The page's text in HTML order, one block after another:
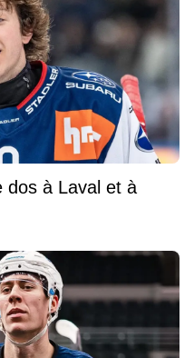
dos à Laval et à